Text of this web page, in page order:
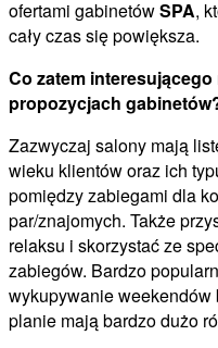
ofertami gabinetówSPA,
cały czas się powiększa.
Co zatem
propozycjach
Zazwyczaj salony mają
wieku klientów oraz ich
pomiędzy zabiegami dla
par/znajomych. Także
relaksu i skorzystać ze
zabiegów. Bardzo
wykupywanie weekendów
planie mają bardzo dużo